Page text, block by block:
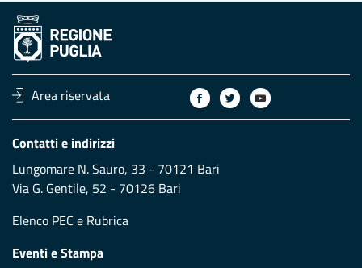
Area riservata
Contatti e indirizzi
Lungomare N. Sauro, 33 - 70121 Bari
Via G. Gentile, 52 - 70126 Bari
Elenco PEC e Rubrica
Eventi e Stampa